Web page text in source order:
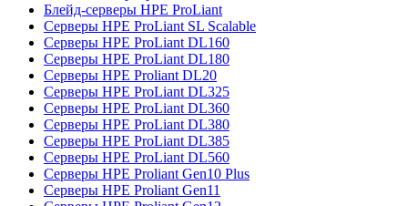
Блейд-серверы HPE ProLiant
Серверы HPE ProLiant SL Scalable
Серверы HPE ProLiant DL160
Серверы HPE ProLiant DL180
Серверы HPE Proliant DL20
Серверы HPE ProLiant DL325
Серверы HPE ProLiant DL360
Серверы HPE ProLiant DL380
Серверы HPE ProLiant DL385
Серверы HPE ProLiant DL560
Серверы HPE Proliant Gen10 Plus
Серверы HPE Proliant Gen11